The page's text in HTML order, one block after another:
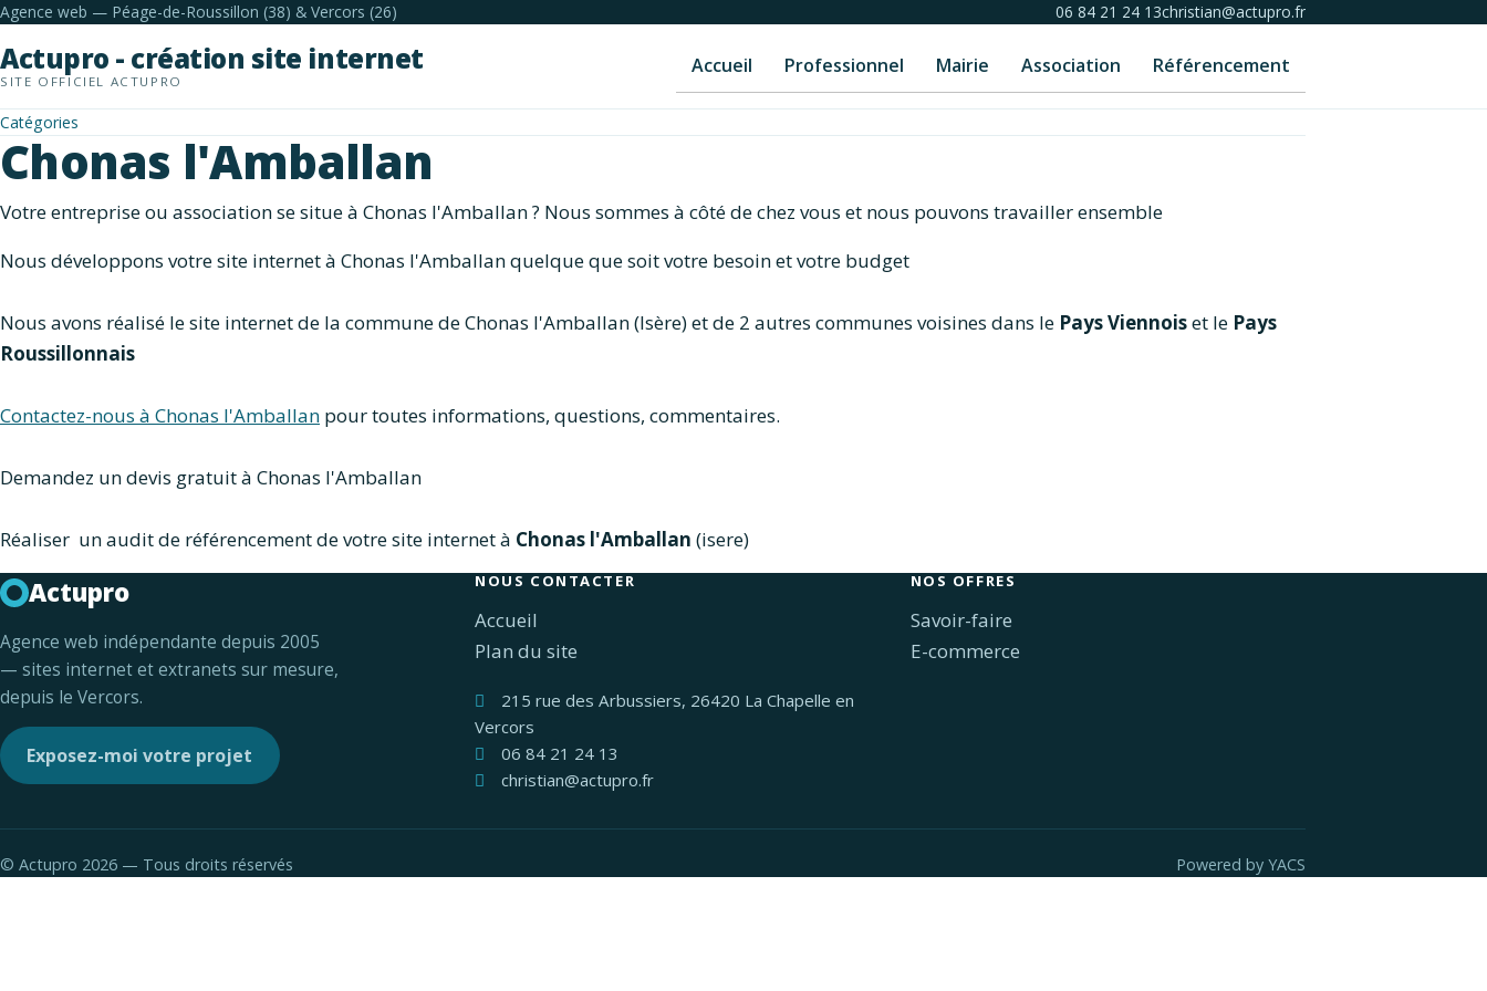
Agence web — Péage-de-Roussillon (38) & Vercors (26) 06 84 21 24 13christian@actupro.fr
Actupro - création site internet
SITE OFFICIEL ACTUPRO
Accueil Professionnel Mairie Association Référencement
Catégories
Chonas l'Amballan
Votre entreprise ou association se situe à Chonas l'Amballan ? Nous sommes à côté de chez vous et nous pouvons travailler ensemble
Nous développons votre site internet à Chonas l'Amballan quelque que soit votre besoin et votre budget
Nous avons réalisé le site internet de la commune de Chonas l'Amballan (Isère) et de 2 autres communes voisines dans le Pays Viennoiset le Pays
Roussillonnais
Contactez-nous à Chonas l'Amballan pour toutes informations, questions, commentaires.
Demandez un devis gratuit à Chonas l'Amballan
Réaliser un audit de référencement de votre site internet à Chonas l'Amballan (isere)
Actupro
Agence web indépendante depuis 2005
— sites internet et extranets sur mesure,
depuis le Vercors.
Exposez-moi votre projet
NOUS CONTACTER
Accueil
Plan du site
215 rue des Arbussiers, 26420 La Chapelle en
Vercors
06 84 21 24 13
christian@actupro.fr
NOS OFFRES
Savoir-faire
E-commerce
© Actupro 2026 — Tous droits réservés Powered by YACS